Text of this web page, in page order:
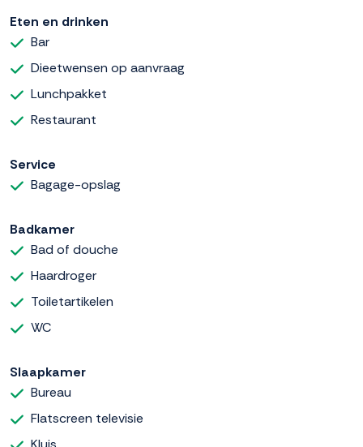
Eten en drinken
Bar
Dieetwensen op aanvraag
Lunchpakket
Restaurant
Service
Bagage-opslag
Badkamer
Bad of douche
Haardroger
Toiletartikelen
WC
Slaapkamer
Bureau
Flatscreen televisie